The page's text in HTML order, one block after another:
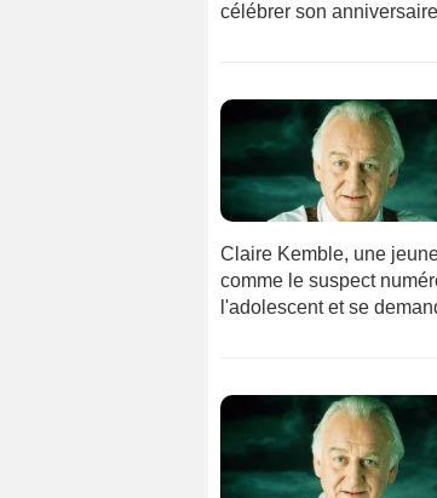
célébrer son
Claire Kemble, une
comme le suspect
l'adolescent et se